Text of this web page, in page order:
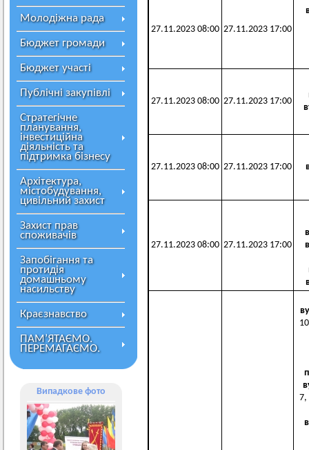
Молодіжна рада
Бюджет громади
Бюджет участі
Публічні закупівлі
Стратегічне
планування,
інвестиційна
діяльність та
підтримка бізнесу
Архітектура,
містобудування,
цивільний захист
Захист прав
споживачів
Запобігання та
протидія
домашньому
насильству
Краєзнавство
ПАМ’ЯТАЄМО.
ПЕРЕМАГАЄМО.
Випадкове фото
27.11.2023 08:00 27.11.2023 17:00
27.11.2023 08:00 27.11.2023 17:00
27.11.2023 08:00 27.11.2023 17:00
27.11.2023 08:00 27.11.2023 17:00
7,